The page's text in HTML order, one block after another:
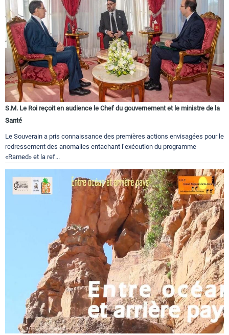
S.M. Le Roi reçoit en audience le Chef du gouvernement et le ministre de la
Santé
Le Souverain a pris connaissance des premières actions envisagées pour le
redressement des anomalies entachant l’exécution du programme
«Ramed» et la ref...